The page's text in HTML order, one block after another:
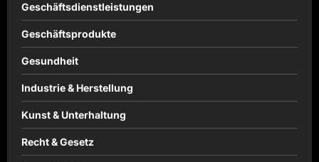
Geschäftsdienstleistungen
Geschäftsprodukte
Gesundheit
Industrie & Herstellung
Kunst & Unterhaltung
Recht & Gesetz